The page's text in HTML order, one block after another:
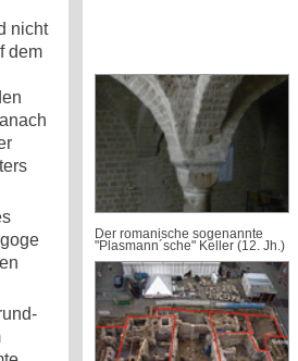
nicht
dem
Der romanische sogenannte
"Plasmann´sche" Keller (12. Jh.)